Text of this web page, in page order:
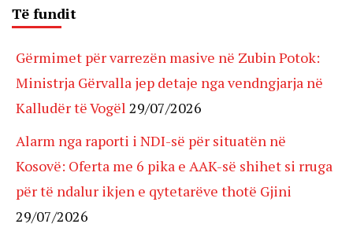
Të fundit
Gërmimet për varrezën masive në Zubin Potok:
Ministrja Gërvalla jep detaje nga vendngjarja në
Kalludër të Vogël 29/07/2026
Alarm nga raporti i NDI-së për situatën në
Kosovë: Oferta me 6 pika e AAK-së shihet si rruga
për të ndalur ikjen e qytetarëve thotë Gjini
29/07/2026